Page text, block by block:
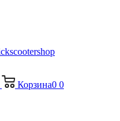
Корзина0 0